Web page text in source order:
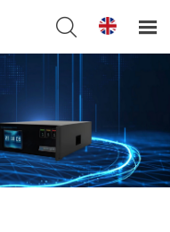
 